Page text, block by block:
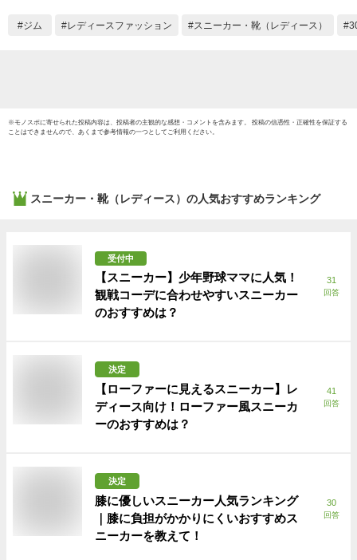
ル 通学 通勤 軽い 軽
エット
ジム レディースファッション スニーカー・靴（レディース）
※モノスポに寄せられた投稿内容は、投稿者の主観的な感想・コメントを含みます。 投稿の信憑性・正確性を保証する
ことはできませんので、あくまで参考情報の一つとしてご利用ください。
スニーカー・靴（レディース） の人気おすすめランキング
受付中
【スニーカー】少年野球ママに人気！
観戦コーデに合わせやすいスニーカー
のおすすめは？
31
回答
決定
【ローファーに見えるスニーカー】レ
ディース向け！ローファー風スニーカ
ーのおすすめは？
41
回答
決定
膝に優しいスニーカー人気ランキング
｜膝に負担がかかりにくいおすすめス
ニーカーを教えて！
30
回答